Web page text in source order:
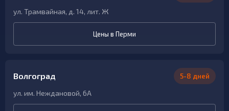
ул. Трамвайная, д. 14, лит. Ж
Цены в Перми
Волгоград 5-8 дней
ул. им. Неждановой, 6А